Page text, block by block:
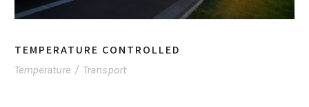
TEMPERATURE CONTROLLED
Temperature / Transport